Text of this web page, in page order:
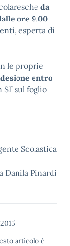
da
ore 9.00
esperta di
le proprie
entro
sul foglio
Scolastica
Danila Pinardi
articolo è